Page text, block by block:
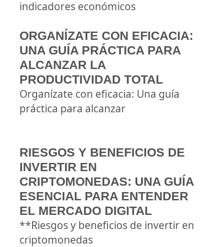
indicadores económicos
ORGANÍZATE CON EFICACIA:
UNA GUÍA PRÁCTICA PARA
ALCANZAR LA
PRODUCTIVIDAD TOTAL
Organízate con eficacia: Una guía
práctica para alcanzar
RIESGOS Y BENEFICIOS DE
INVERTIR EN
CRIPTOMONEDAS: UNA GUÍA
ESENCIAL PARA ENTENDER
EL MERCADO DIGITAL
**Riesgos y beneficios de invertir en
criptomonedas